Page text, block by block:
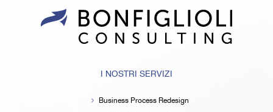
I NOSTRI SERVIZI
Business Process Redesign